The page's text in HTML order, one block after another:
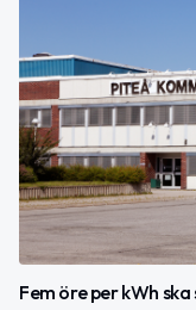
Fem öre per kWh